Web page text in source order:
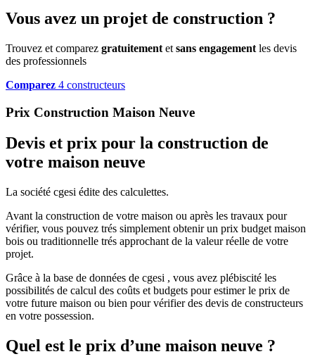
Vous avez un projet de construction ?
Trouvez et comparez gratuitement et sans engagement les devis
des professionnels
Comparez 4 constructeurs
Prix Construction Maison Neuve
Devis et prix pour la construction de
votre maison neuve
La société cgesi édite des calculettes.
Avant la construction de votre maison ou après les travaux pour
vérifier, vous pouvez trés simplement obtenir un prix budget maison
bois ou traditionnelle trés approchant de la valeur réelle de votre
projet.
Grâce à la base de données de cgesi , vous avez plébiscité les
possibilités de calcul des coûts et budgets pour estimer le prix de
votre future maison ou bien pour vérifier des devis de constructeurs
en votre possession.
Quel est le prix d’une maison neuve ?